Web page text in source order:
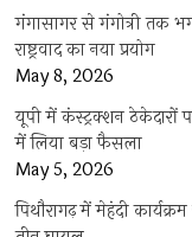
गंगासागर से गंगोत्री तक
राष्ट्रवाद का नया प्रयोग
May 8, 2026
यूपी में कंस्ट्रक्शन ठेकेदारों
में लिया बड़ा फैसला
May 5, 2026
पिथौरागढ़ में मेहंदी